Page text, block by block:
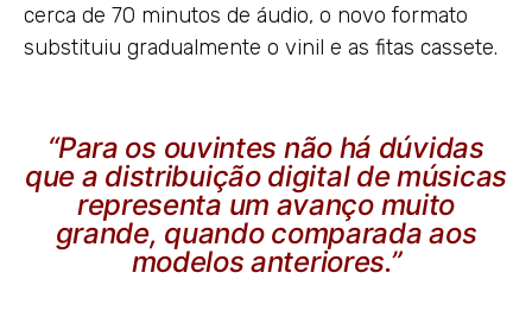
cerca de 70 minutos de áudio, o novo formato
substituiu gradualmente o vinil e as fitas cassete.
“Para os ouvintes não há dúvidas
que a distribuição digital de músicas
representa um avanço muito
grande, quando comparada aos
modelos anteriores.”